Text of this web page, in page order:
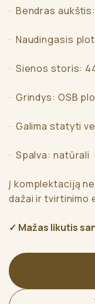
· Bendras
· Naudingasis
· Sienos storis:
· Grindys: OSB
· Galima statyti
· Spalva: natūrali
Į komplektaciją
dažai ir tvirtinimo
✓ Mažas likutis